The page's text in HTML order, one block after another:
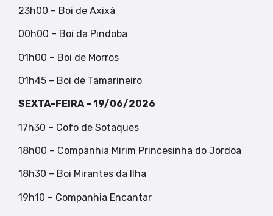
23h00 – Boi de Axixá
00h00 – Boi da Pindoba
01h00 – Boi de Morros
01h45 – Boi de Tamarineiro
SEXTA-FEIRA – 19/06/2026
17h30 – Cofo de Sotaques
18h00 – Companhia Mirim Princesinha do Jordoa
18h30 – Boi Mirantes da Ilha
19h10 – Companhia Encantar